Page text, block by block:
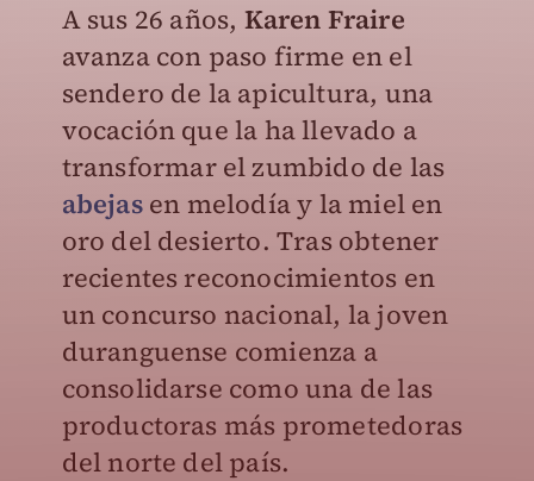
A sus 26 años, Karen Fraire
avanza con paso firme en el
sendero de la apicultura, una
vocación que la ha llevado a
transformar el zumbido de las
abejas en melodía y la miel en
oro del desierto. Tras obtener
recientes reconocimientos en
un concurso nacional, la joven
duranguense comienza a
consolidarse como una de las
productoras más prometedoras
del norte del país.